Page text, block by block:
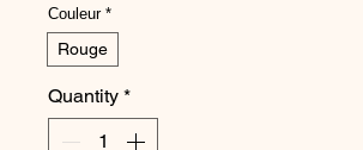
pour canaliser la poitrine.
Dos cheminée en dentelle, doublé à partir
grandes profondeurs.
Bretelles fantaisie multi-positions :
Couleur *
Rouge
Quantity *